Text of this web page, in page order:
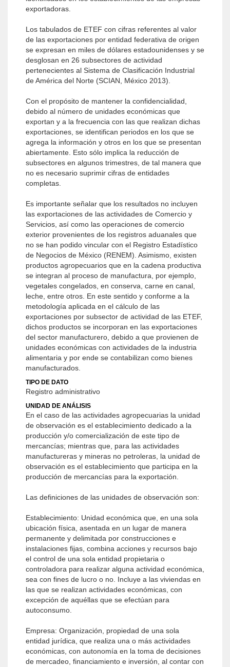
exportadoras.
Los tabulados de ETEF con cifras referentes al valor
de las exportaciones por entidad federativa de origen
se expresan en miles de dólares estadounidenses y se
desglosan en 26 subsectores de actividad
pertenecientes al Sistema de Clasificación Industrial
de América del Norte (SCIAN, México 2013).
Con el propósito de mantener la confidencialidad,
debido al número de unidades económicas que
exportan y a la frecuencia con las que realizan dichas
exportaciones, se identifican periodos en los que se
agrega la información y otros en los que se presentan
abiertamente. Esto sólo implica la reducción de
subsectores en algunos trimestres, de tal manera que
no es necesario suprimir cifras de entidades
completas.
Es importante señalar que los resultados no incluyen
las exportaciones de las actividades de Comercio y
Servicios, así como las operaciones de comercio
exterior provenientes de los registros aduanales que
no se han podido vincular con el Registro Estadístico
de Negocios de México (RENEM). Asimismo, existen
productos agropecuarios que en la cadena productiva
se integran al proceso de manufactura, por ejemplo,
vegetales congelados, en conserva, carne en canal,
leche, entre otros. En este sentido y conforme a la
metodología aplicada en el cálculo de las
exportaciones por subsector de actividad de las ETEF,
dichos productos se incorporan en las exportaciones
del sector manufacturero, debido a que provienen de
unidades económicas con actividades de la industria
alimentaria y por ende se contabilizan como bienes
manufacturados.
TIPO DE DATO
Registro administrativo
UNIDAD DE ANÁLISIS
En el caso de las actividades agropecuarias la unidad
de observación es el establecimiento dedicado a la
producción y/o comercialización de este tipo de
mercancías; mientras que, para las actividades
manufactureras y mineras no petroleras, la unidad de
observación es el establecimiento que participa en la
producción de mercancías para la exportación.
Las definiciones de las unidades de observación son:
Establecimiento: Unidad económica que, en una sola
ubicación física, asentada en un lugar de manera
permanente y delimitada por construcciones e
instalaciones fijas, combina acciones y recursos bajo
el control de una sola entidad propietaria o
controladora para realizar alguna actividad económica,
sea con fines de lucro o no. Incluye a las viviendas en
las que se realizan actividades económicas, con
excepción de aquéllas que se efectúan para
autoconsumo.
Empresa: Organización, propiedad de una sola
entidad jurídica, que realiza una o más actividades
económicas, con autonomía en la toma de decisiones
de mercadeo, financiamiento e inversión, al contar con